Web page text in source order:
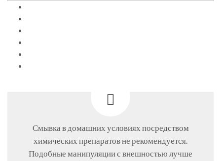
Смывка в домашних условиях посредством
химических препаратов не рекомендуется.
Подобные манипуляции с внешностью лучше